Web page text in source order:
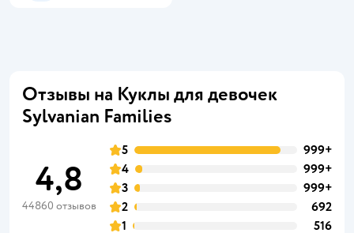
Отзывы на Куклы для девочек
Sylvanian Families
4,8
44860 отзывов
5
999+
4
999+
3
999+
2
692
1
516